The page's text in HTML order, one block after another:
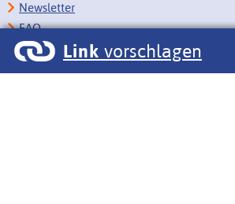
Link vorschlagen
Newsletter
FAQ
Copyright